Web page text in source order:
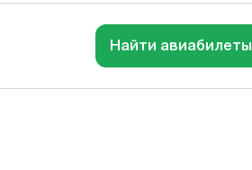
Найти авиабилеты